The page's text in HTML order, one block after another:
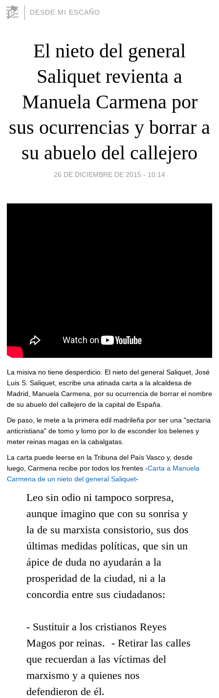
DESDE MI ESCAÑO
El nieto del general
Saliquet revienta a
Manuela Carmena por
sus ocurrencias y borrar a
su abuelo del callejero
26 DE DICIEMBRE DE 2015 - 10:14
La misiva no tiene desperdicio. El nieto del general Saliquet, José
Luis S. Saliquet, escribe una atinada carta a la alcaldesa de
Madrid, Manuela Carmena, por su ocurrencia de borrar el nombre
de su abuelo del callejero de la capital de España.
De paso, le mete a la primera edil madrileña por ser una "sectaria
anticristiana" de tomo y lomo por lo de esconder los belenes y
meter reinas magas en la cabalgatas.
La carta puede leerse en la Tribuna del País Vasco y, desde
luego, Carmena recibe por todos los frentes -Carta a Manuela
Carmena de un nieto del general Saliquet-
Leo sin odio ni tampoco sorpresa,
aunque imagino que con su sonrisa y
la de su marxista consistorio, sus dos
últimas medidas políticas, que sin un
ápice de duda no ayudarán a la
prosperidad de la ciudad, ni a la
concordia entre sus ciudadanos:
- Sustituir a los cristianos Reyes
Magos por reinas. - Retirar las calles
que recuerdan a las víctimas del
marxismo y a quienes nos
defendieron de él.